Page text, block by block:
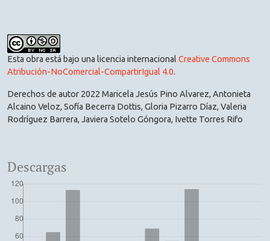
Esta obra está bajo una licencia internacional Creative Commons
Atribución-NoComercial-CompartirIgual 4.0.
Derechos de autor 2022 Maricela Jesús Pino Alvarez, Antonieta
Alcaino Veloz, Sofía Becerra Dottis, Gloria Pizarro Díaz, Valeria
Rodríguez Barrera, Javiera Sotelo Góngora, Ivette Torres Rifo
Descargas